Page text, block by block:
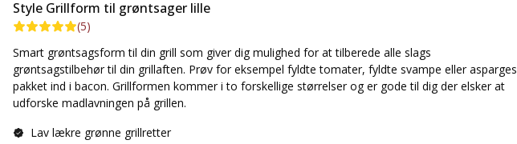
Style Grillform til grøntsager lille
(5)
Smart grøntsagsform til din grill som giver dig mulighed for at tilberede alle slags
grøntsagstilbehør til din grillaften. Prøv for eksempel fyldte tomater, fyldte svampe eller asparges
pakket ind i bacon. Grillformen kommer i to forskellige størrelser og er gode til dig der elsker at
udforske madlavningen på grillen.
Lav lækre grønne grillretter